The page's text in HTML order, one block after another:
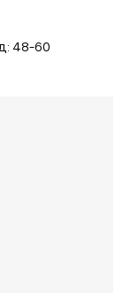
48-60